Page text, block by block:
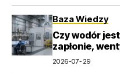
Baza Wiedzy
Czy wodór
zapłonie,
2026-07-29